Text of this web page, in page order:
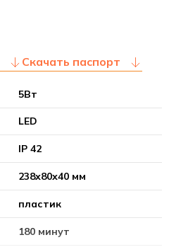
Скачать паспорт
5Вт
LED
IP 42
238х80х40 мм
пластик
180 минут